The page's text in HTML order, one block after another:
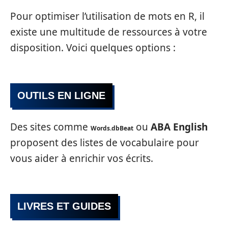
Pour optimiser l’utilisation de mots en R, il
existe une multitude de ressources à votre
disposition. Voici quelques options :
OUTILS EN LIGNE
Des sites comme Words.dbBeat ou ABA English
proposent des listes de vocabulaire pour
vous aider à enrichir vos écrits.
LIVRES ET GUIDES